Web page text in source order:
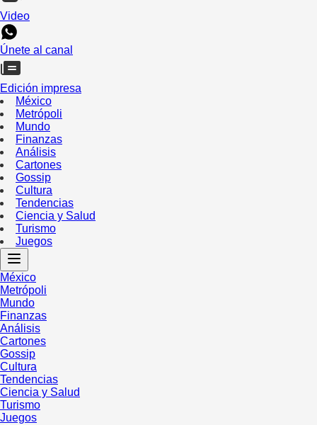
Video
Únete al canal
Edición impresa
México
Metrópoli
Mundo
Finanzas
Análisis
Cartones
Gossip
Cultura
Tendencias
Ciencia y Salud
Turismo
Juegos
México
Metrópoli
Mundo
Finanzas
Análisis
Cartones
Gossip
Cultura
Tendencias
Ciencia y Salud
Turismo
Juegos